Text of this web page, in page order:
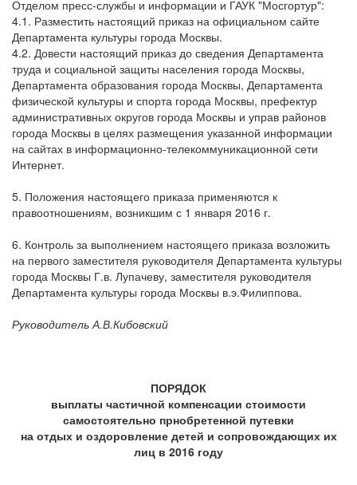
Отделом пресс-службы и информации и ГАУК "Мосгортур":
4.1. Разместить настоящий приказ на официальном сайте
Департамента культуры города Москвы.
4.2. Довести настоящий приказ до сведения Департамента
труда и социальной защиты населения города Москвы,
Департамента образования города Москвы, Департамента
физической культуры и спорта города Москвы, префектур
административных округов города Москвы и управ районов
города Москвы в целях размещения указанной информации
на сайтах в информационно-телекоммуникационной сети
Интернет.
5. Положения настоящего приказа применяются к
правоотношениям, возникшим с 1 января 2016 г.
6. Контроль за выполнением настоящего приказа возложить
на первого заместителя руководителя Департамента культуры
города Москвы Г.в. Лупачеву, заместителя руководителя
Департамента культуры города Москвы в.э.Филиппова.
Руководитель А.В.Кибовский
ПОРЯДОК
выплаты частичной компенсации стоимости
самостоятельно прнобретенной путевки
на отдых и оздоровление детей и сопровождающих их
лиц в 2016 году